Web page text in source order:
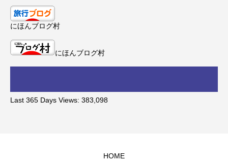
にほんブログ村
にほんブログ村
Last 365 Days Views: 383,098
HOME